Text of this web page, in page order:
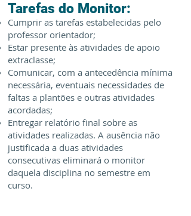
Tarefas do Monitor:
Cumprir as tarefas estabelecidas pelo
professor orientador;
Estar presente às atividades de apoio
extraclasse;
Comunicar, com a antecedência mínima
necessária, eventuais necessidades de
faltas a plantões e outras atividades
acordadas;
Entregar relatório final sobre as
atividades realizadas. A ausência não
justificada a duas atividades
consecutivas eliminará o monitor
daquela disciplina no semestre em
curso.